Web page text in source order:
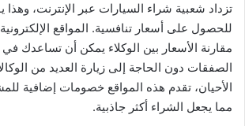
تزداد شعبية شراء السيارات عبر الإنترنت،
للحصول على أسعار تنافسية. المواقع
مقارنة الأسعار بين الوكلاء يمكن أن تساعدك
الصفقات دون الحاجة إلى زيارة العديد من
الأحيان، تقدم هذه المواقع خصومات إضافية
مما يجعل الشراء أكثر جاذبية.